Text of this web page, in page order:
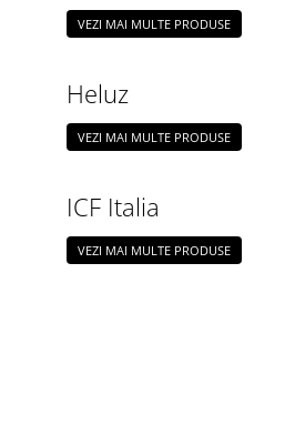
VEZI MAI MULTE PRODUSE
Heluz
VEZI MAI MULTE PRODUSE
ICF Italia
VEZI MAI MULTE PRODUSE